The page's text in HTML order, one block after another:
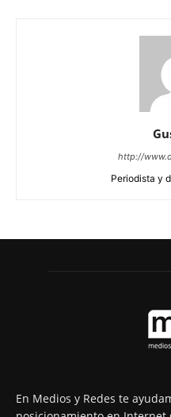
http://
Periodista y
En Medios y Redes te